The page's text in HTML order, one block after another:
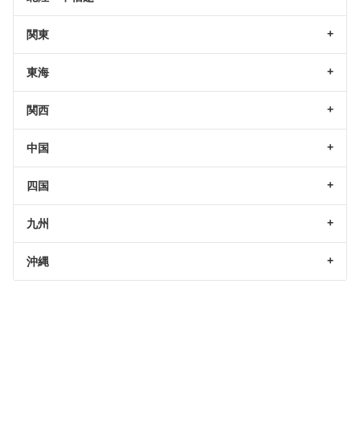
関東
東海
関西
中国
四国
九州
沖縄